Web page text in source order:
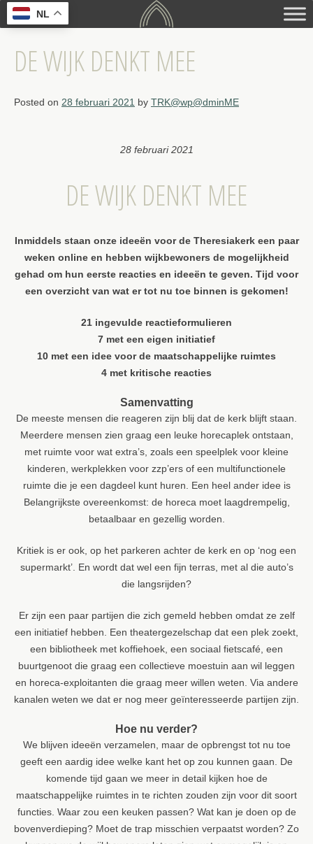
Skip
to
DE WIJK DENKT MEE
Posted on 28 februari 2021 by TRK@wp@dminME
28 februari 2021
DE WIJK DENKT MEE
Inmiddels staan onze ideeën voor de Theresiakerk een paar
weken online en hebben wijkbewoners de mogelijkheid
gehad om hun eerste reacties en ideeën te geven. Tijd voor
een overzicht van wat er tot nu toe binnen is gekomen!
21 ingevulde reactieformulieren
7 met een eigen initiatief
10 met een idee voor de maatschappelijke ruimtes
4 met kritische reacties
Samenvatting
De meeste mensen die reageren zijn blij dat de kerk blijft staan.
Meerdere mensen zien graag een leuke horecaplek ontstaan,
met ruimte voor wat extra’s, zoals een speelplek voor kleine
kinderen, werkplekken voor zzp’ers of een multifunctionele
ruimte die je een dagdeel kunt huren. Een heel ander idee is
Belangrijkste overeenkomst: de horeca moet laagdrempelig,
betaalbaar en gezellig worden.
Kritiek is er ook, op het parkeren achter de kerk en op ‘nog een
supermarkt’. En wordt dat wel een fijn terras, met al die auto’s
die langsrijden?
Er zijn een paar partijen die zich gemeld hebben omdat ze zelf
een initiatief hebben. Een theatergezelschap dat een plek zoekt,
een bibliotheek met koffiehoek, een sociaal fietscafé, een
buurtgenoot die graag een collectieve moestuin aan wil leggen
en horeca-exploitanten die graag meer willen weten. Via andere
kanalen weten we dat er nog meer geïnteresseerde partijen zijn.
Hoe nu verder?
We blijven ideeën verzamelen, maar de opbrengst tot nu toe
geeft een aardig idee welke kant het op zou kunnen gaan. De
komende tijd gaan we meer in detail kijken hoe de
maatschappelijke ruimtes in te richten zouden zijn voor dit soort
functies. Waar zou een keuken passen? Wat kan je doen op de
bovenverdieping? Moet de trap misschien verpaatst worden? Zo
NL